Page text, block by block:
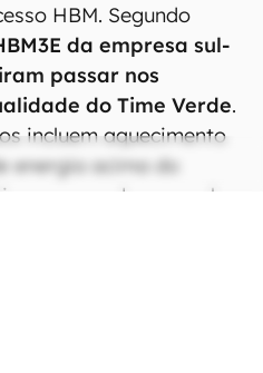
HBM. Segundo
da empresa sul-
passar nos
do Time Verde.
incluem aquecimento
energia acima do
para o desempenho